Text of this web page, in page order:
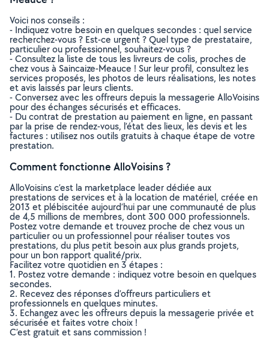
Voici nos conseils :
- Indiquez votre besoin en quelques secondes : quel service
recherchez-vous ? Est-ce urgent ? Quel type de prestataire,
particulier ou professionnel, souhaitez-vous ?
- Consultez la liste de tous les livreurs de colis, proches de
chez vous à Saincaize-Meauce ! Sur leur profil, consultez les
services proposés, les photos de leurs réalisations, les notes
et avis laissés par leurs clients.
- Conversez avec les offreurs depuis la messagerie AlloVoisins
pour des échanges sécurisés et efficaces.
- Du contrat de prestation au paiement en ligne, en passant
par la prise de rendez-vous, l’état des lieux, les devis et les
factures : utilisez nos outils gratuits à chaque étape de votre
prestation.
Comment fonctionne AlloVoisins ?
AlloVoisins c’est la marketplace leader dédiée aux
prestations de services et à la location de matériel, créée en
2013 et plébiscitée aujourd’hui par une communauté de plus
de 4,5 millions de membres, dont 300 000 professionnels.
Postez votre demande et trouvez proche de chez vous un
particulier ou un professionnel pour réaliser toutes vos
prestations, du plus petit besoin aux plus grands projets,
pour un bon rapport qualité/prix.
Facilitez votre quotidien en 3 étapes :
1. Postez votre demande : indiquez votre besoin en quelques
secondes.
2. Recevez des réponses d’offreurs particuliers et
professionnels en quelques minutes.
3. Echangez avec les offreurs depuis la messagerie privée et
sécurisée et faites votre choix !
C’est gratuit et sans commission !